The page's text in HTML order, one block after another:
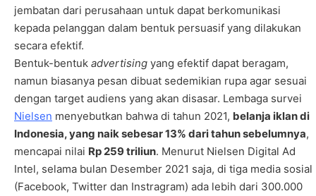
jembatan dari perusahaan untuk dapat berkomunikasi
kepada pelanggan dalam bentuk persuasif yang dilakukan
secara efektif.
Bentuk-bentuk advertising yang efektif dapat beragam,
namun biasanya pesan dibuat sedemikian rupa agar sesuai
dengan target audiens yang akan disasar. Lembaga survei
Nielsen menyebutkan bahwa di tahun 2021, belanja iklan di
Indonesia, yang naik sebesar 13% dari tahun sebelumnya,
mencapai nilai Rp 259 triliun. Menurut Nielsen Digital Ad
Intel, selama bulan Desember 2021 saja, di tiga media sosial
(Facebook, Twitter dan Instragram) ada lebih dari 300.000